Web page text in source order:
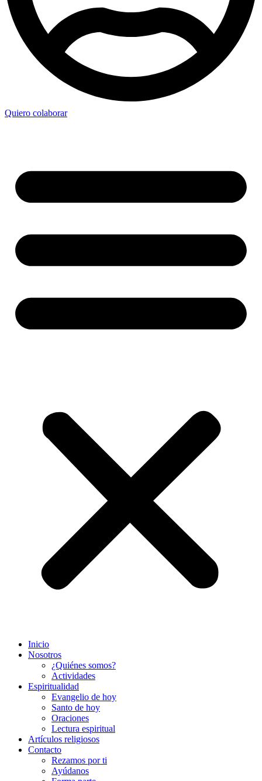
Quiero colaborar
Inicio
Nosotros
¿Quiénes somos?
Actividades
Espiritualidad
Evangelio de hoy
Santo de hoy
Oraciones
Lectura espiritual
Artículos religiosos
Contacto
Rezamos por ti
Ayúdanos